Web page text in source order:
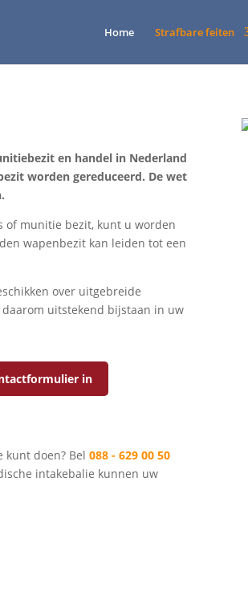
Home Strafbare feiten
en handel in Nederland
worden gereduceerd. De wet
of munitie bezit, kunt u worden
wapenbezit kan leiden tot een
over uitgebreide
uitstekend bijstaan in uw
in
kunt doen? Bel088 - 629 00 50
intakebalie kunnen uw